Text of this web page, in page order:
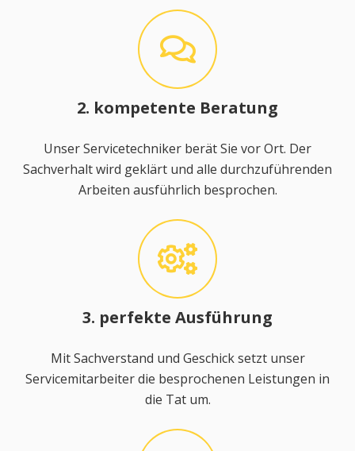
2. kompetente Beratung
Unser Servicetechniker berät Sie vor Ort. Der
Sachverhalt wird geklärt und alle durchzuführenden
Arbeiten ausführlich besprochen.
3. perfekte Ausführung
Mit Sachverstand und Geschick setzt unser
Servicemitarbeiter die besprochenen Leistungen in
die Tat um.